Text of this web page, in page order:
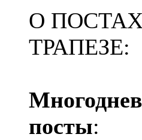
О
ТРАПЕЗЕ:
посты: